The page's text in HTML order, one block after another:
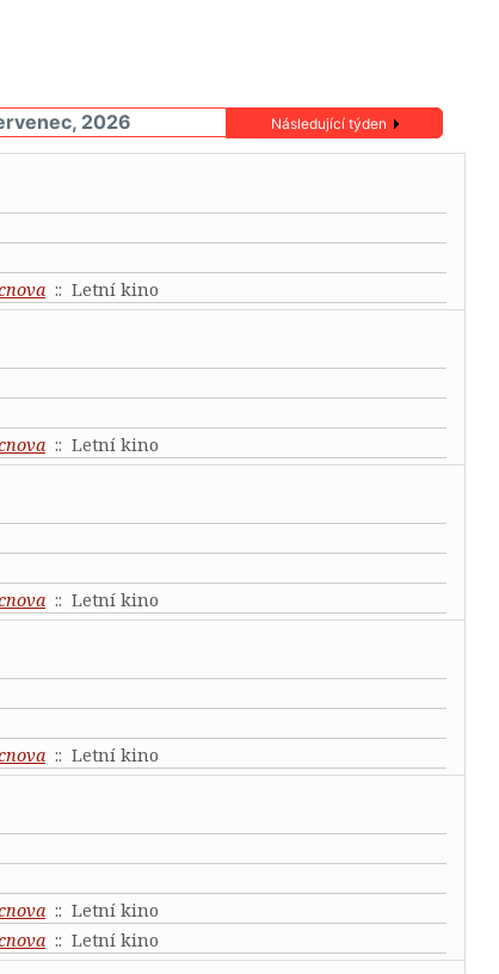
2026 Následující týden
:: Letní kino
:: Letní kino
:: Letní kino
:: Letní kino
:: Letní kino
:: Letní kino